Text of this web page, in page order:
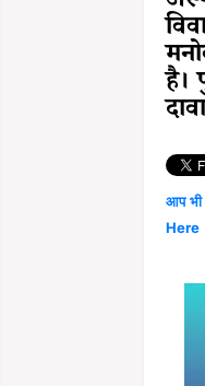
है।
आप
Here